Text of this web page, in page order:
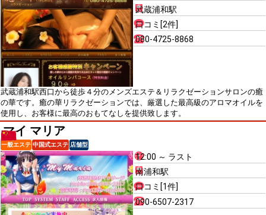
武蔵浦和駅
口コミ[2件]
080-4725-8868
武蔵浦和駅西口から徒歩４分のメンズエステ＆リラクゼーションサロンの癒
の華です。癒の華リラクゼーションでは、厳選した最高級のアロマオイルを
使用し、お客様に最高のおもてなしを提供致します。
マイ マリア
一般エステ 中国式エステ 店舗型
12:00 ～ ラスト
南浦和駅
口コミ[1件]
090-6507-2317